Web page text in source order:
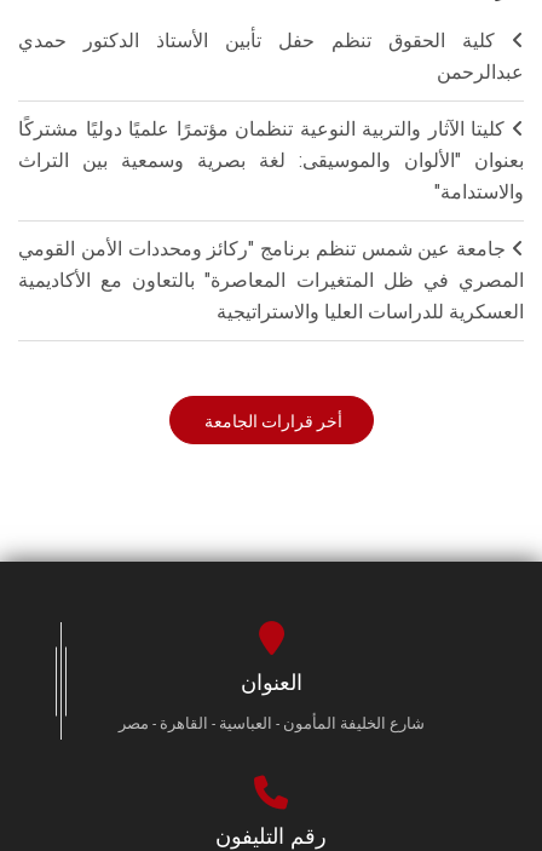
كلية الحقوق تنظم حفل تأبين الأستاذ الدكتور حمدي
عبدالرحمن
كليتا الآثار والتربية النوعية تنظمان مؤتمرًا علميًا دوليًا مشتركًا
بعنوان "الألوان والموسيقى: لغة بصرية وسمعية بين التراث
والاستدامة"
جامعة عين شمس تنظم برنامج "ركائز ومحددات الأمن القومي
المصري في ظل المتغيرات المعاصرة" بالتعاون مع الأكاديمية
العسكرية للدراسات العليا والاستراتيجية
أخر قرارات الجامعة
العنوان
شارع الخليفة المأمون - العباسية - القاهرة - مصر
رقم التليفون